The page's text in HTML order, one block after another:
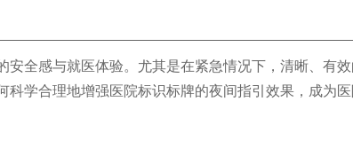
全感与就医体验。尤其是在紧急情况下，清晰、有
学合理地增强医院标识标牌的夜间指引效果，成为